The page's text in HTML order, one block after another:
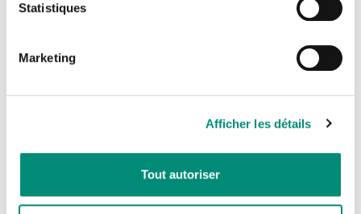
Statistiques
Marketing
Afficher les détails
Tout autoriser
Arrivée à la gare SNCF
Je n'ai pas de compte
CRÉER UN COMPTE